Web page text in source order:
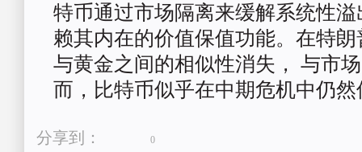
特币通过市场隔离来缓解系统性溢
赖其内在的价值保值功能。在特朗
与黄金之间的相似性消失， 与市
而，比特币似乎在中期危机中仍
分享到： 0